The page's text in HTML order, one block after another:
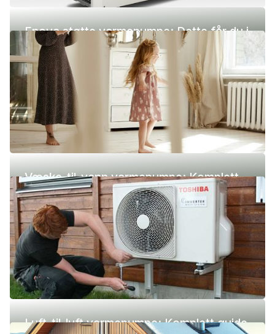
Enova støtte varmepumpe: Dette får du i
2026
Væske-til-vann varmepumpe: Komplett
guide (pris, fordeler og ulemper)
Luft-til-luft varmepumpe: Komplett guide